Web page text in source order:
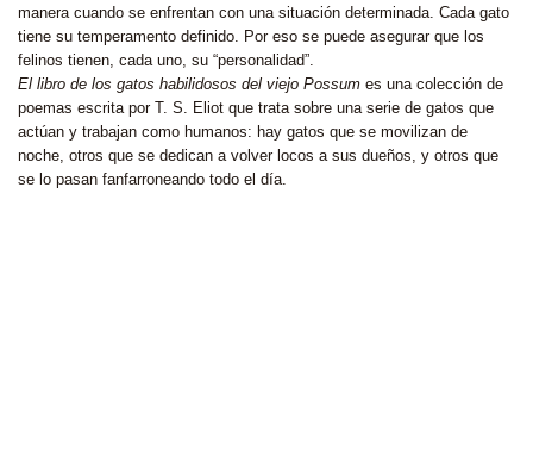
manera cuando se enfrentan con una situación determinada. Cada gato
tiene su temperamento definido. Por eso se puede asegurar que los
felinos tienen, cada uno, su “personalidad”.
El libro de los gatos habilidosos del viejo Possum es una colección de
poemas escrita por T. S. Eliot que trata sobre una serie de gatos que
actúan y trabajan como humanos: hay gatos que se movilizan de
noche, otros que se dedican a volver locos a sus dueños, y otros que
se lo pasan fanfarroneando todo el día.